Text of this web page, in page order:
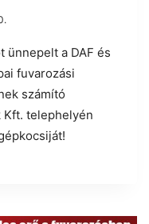
ünnepelt a DAF és
fuvarozási
számító
telephelyén